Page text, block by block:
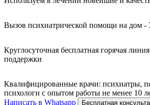
Вызов психиатрической помощи на дом -
Круглосуточная бесплатная горячая
поддержки
Квалифицированные врачи: психиатры,
психологи с опытом работы не менее 10
Написать в Whatsapp
Бесплатная